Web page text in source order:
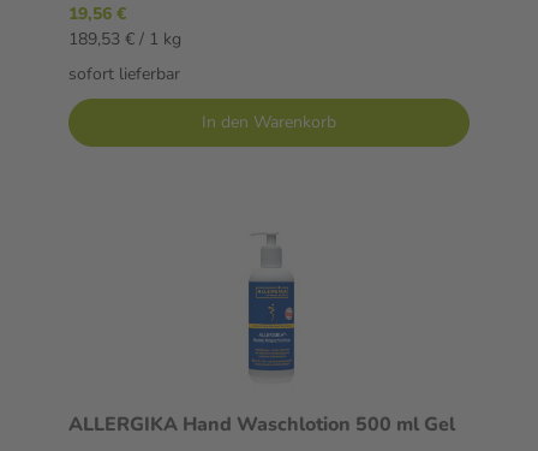
19,56 €
189,53 € / 1 kg
sofort lieferbar
In den Warenkorb
ALLERGIKA Hand Waschlotion 500 ml Gel